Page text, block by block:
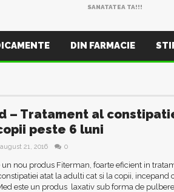
SANATATEA TA!!!
DIN FARMACIE
– Tratament al
peste 6 luni
august 21, 2016 0
un nou produs Fiterman, foarte eficient in
atat la adulti cat si la copii, incepand
este un produs laxativ sub forma de